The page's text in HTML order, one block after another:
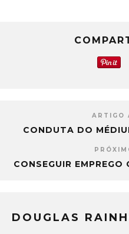
ARTIGO
CONDUTA DO
CONSEGUIR
DOUGLAS